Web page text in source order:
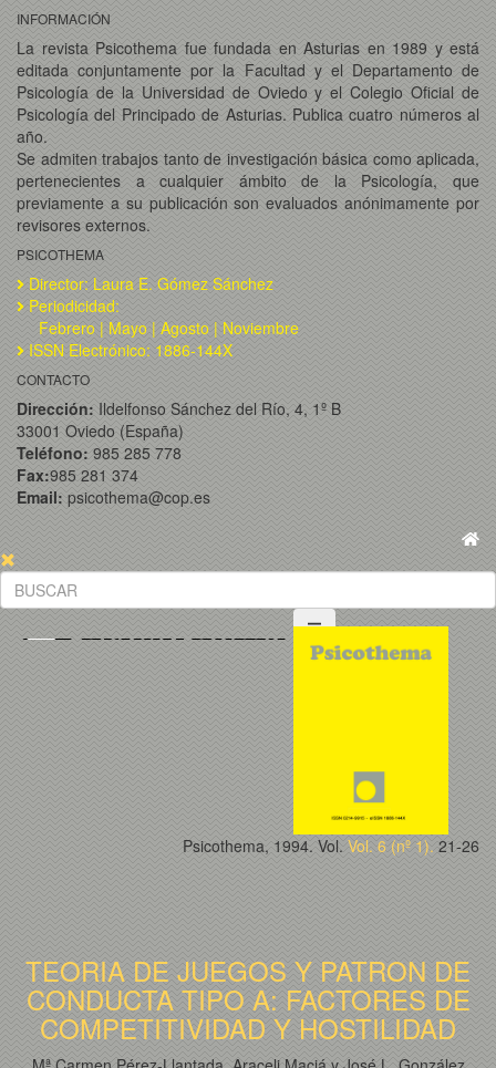
INFORMACIÓN
La revista Psicothema fue fundada en Asturias en 1989 y está
editada conjuntamente por la Facultad y el Departamento de
Psicología de la Universidad de Oviedo y el Colegio Oficial de
Psicología del Principado de Asturias. Publica cuatro números al
año.
Se admiten trabajos tanto de investigación básica como aplicada,
pertenecientes a cualquier ámbito de la Psicología, que
previamente a su publicación son evaluados anónimamente por
revisores externos.
PSICOTHEMA
Director: Laura E. Gómez Sánchez
Periodicidad:
Febrero | Mayo | Agosto | Noviembre
ISSN Electrónico: 1886-144X
CONTACTO
Dirección: Ildelfonso Sánchez del Río, 4, 1º B
33001 Oviedo (España)
Teléfono: 985 285 778
Fax:985 281 374
Email: psicothema@cop.es
Psicothema, 1994. Vol. Vol. 6 (nº 1). 21-26
TEORIA DE JUEGOS Y PATRON DE
CONDUCTA TIPO A: FACTORES DE
COMPETITIVIDAD Y HOSTILIDAD